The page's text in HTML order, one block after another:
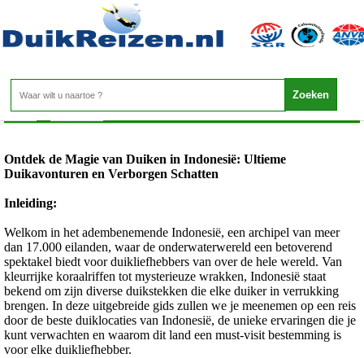
Indonesie - Indonesie Duikreizen
Home>Indonesie>Indonesie Duikreizen
Ontdek de Magie van Duiken in Indonesië: Ultieme
Duikavonturen en Verborgen Schatten
Inleiding:
Welkom in het adembenemende Indonesië, een archipel van meer
dan 17.000 eilanden, waar de onderwaterwereld een betoverend
spektakel biedt voor duikliefhebbers van over de hele wereld. Van
kleurrijke koraalriffen tot mysterieuze wrakken, Indonesië staat
bekend om zijn diverse duikstekken die elke duiker in verrukking
brengen. In deze uitgebreide gids zullen we je meenemen op een reis
door de beste duiklocaties van Indonesië, de unieke ervaringen die je
kunt verwachten en waarom dit land een must-visit bestemming is
voor elke duikliefhebber.